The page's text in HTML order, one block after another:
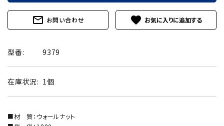
mail_outline お問い合わせ favorite
型番: 9379
在庫状況: 1個
■材 質：ウォールナット